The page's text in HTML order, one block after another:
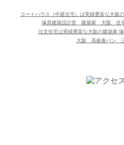
コートハウス（中庭住宅）は実績豊富な大阪
塚原建築設計室 建築家 大阪 住
注文住宅は実績豊富な大阪の建築家
大阪 高級食パン